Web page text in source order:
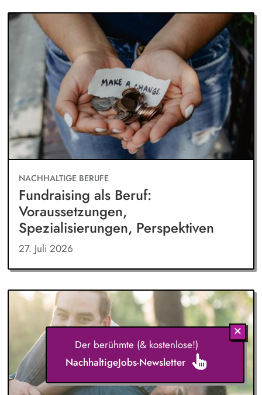
NACHHALTIGE BERUFE
Fundraising als Beruf:
Voraussetzungen,
Spezialisierungen, Perspektiven
27. Juli 2026
Der berühmte (& kostenlose!)
NachhaltigeJobs-Newsletter